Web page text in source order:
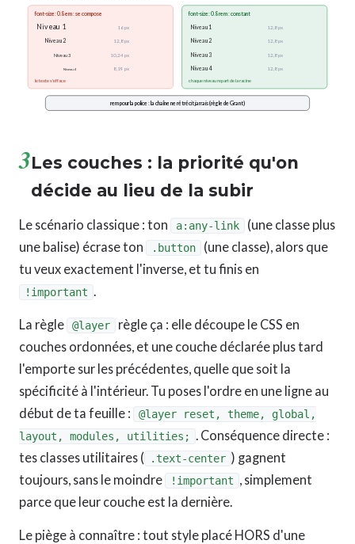
font-size: 0.8em : se compose
Niveau 1 16 px
Niveau 2 12,8 px
Niveau 3 10,24 px
Niveau 4 8,19 px
le texte s'efface
font-size: 0.8rem : constant
Niveau 1 12,8 px
Niveau 2 12,8 px
Niveau 3 12,8 px
Niveau 4 12,8 px
chaque niveau repart de la racine
rem pour la police : la chaîne ne rétrécit jamais (règle de Grant)
3Les couches : la priorité qu'on
décide au lieu de la subir
Le scénario classique : ton a:any-link
(une classe plus
une balise) écrase ton
.button
(une classe), alors que
tu veux exactement l'inverse, et tu finis en
!important .
La règle @layer
règle ça : elle découpe le CSS en
couches ordonnées, et une couche déclarée plus tard
l'emporte sur les précédentes, quelle que soit la
spécificité à l'intérieur. Tu poses l'ordre en une ligne au
début de ta feuille :
@layer reset, theme, global,
layout, modules, utilities; . Conséquence directe :
tes classes utilitaires (
.text-center ) gagnent
toujours, sans le moindre
!important , simplement
parce que leur couche est la dernière.
Le piège à connaître : tout style placé HORS d'une